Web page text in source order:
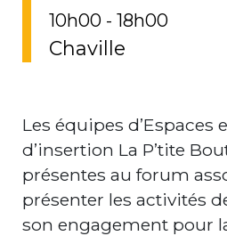
10h00 - 18h00
Chaville
Les équipes d’Espaces
d’insertion La P’tite
présentes au forum
présenter les activités
son engagement pour